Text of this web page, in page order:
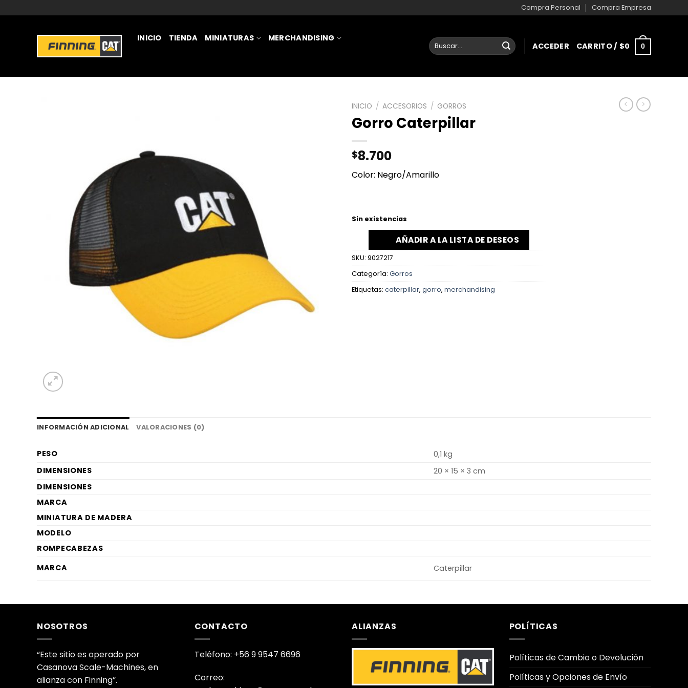
Compra Personal Compra Empresa
INICIO TIENDA MINIATURAS MERCHANDISING
ACCEDER CARRITO / $0 0
INICIO / ACCESORIOS / GORROS
Gorro Caterpillar
$8.700
Color: Negro/Amarillo
Sin existencias
AÑADIR A LA LISTA DE DESEOS
SKU: 9027217
Categoría: Gorros
Etiquetas: caterpillar, gorro, merchandising
INFORMACIÓN ADICIONAL VALORACIONES (0)
PESO
0,1 kg
DIMENSIONES
20 × 15 × 3 cm
DIMENSIONES
MARCA
MINIATURA DE MADERA
MODELO
ROMPECABEZAS
MARCA
Caterpillar
NOSOTROS
“Este sitio es operado por
Casanova Scale-Machines, en
alianza con Finning”.
CONTACTO
Teléfono: +56 9 9547 6696
Correo:
ALIANZAS POLÍTICAS
Políticas de Cambio o Devolución
Políticas y Opciones de Envío